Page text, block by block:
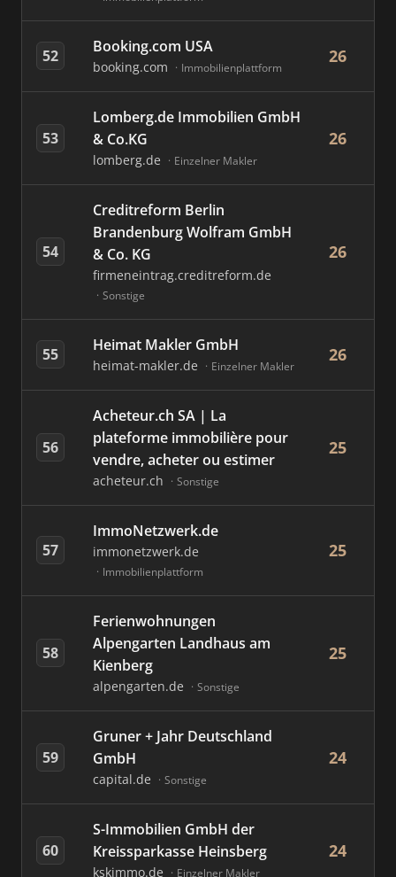
52 Booking.com USA
booking.com Immobilienplattform
26
53
Lomberg.de Immobilien GmbH
& Co.KG
lomberg.de Einzelner Makler
26
54
Creditreform Berlin
Brandenburg Wolfram GmbH
& Co. KG
firmeneintrag.creditreform.de
Sonstige
26
55 Heimat Makler GmbH
heimat-makler.de Einzelner Makler
26
56
Acheteur.ch SA | La
plateforme immobilière pour
vendre, acheter ou estimer
acheteur.ch Sonstige
25
57
ImmoNetzwerk.de
immonetzwerk.de
Immobilienplattform
25
58
Ferienwohnungen
Alpengarten Landhaus am
Kienberg
alpengarten.de Sonstige
25
59
Gruner + Jahr Deutschland
GmbH
capital.de Sonstige
24
60
S-Immobilien GmbH der
Kreissparkasse Heinsberg
kskimmo.de Einzelner Makler
24